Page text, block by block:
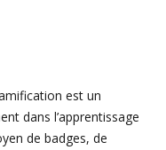
est un
dans l’apprentissage
de badges, de